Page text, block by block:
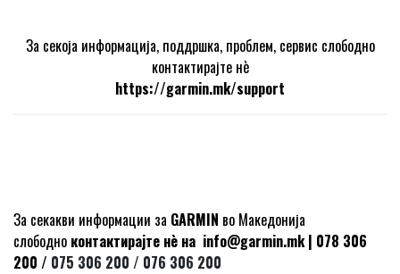
За секоја информација, поддршка, проблем, сервис слободно
контактирајте нѐ
https://garmin.mk/support
За секакви информации за GARMIN во Македонија
слободно контактирајте нѐ на info@garmin.mk| 078 306
200 / 075 306 200 / 076 306 200